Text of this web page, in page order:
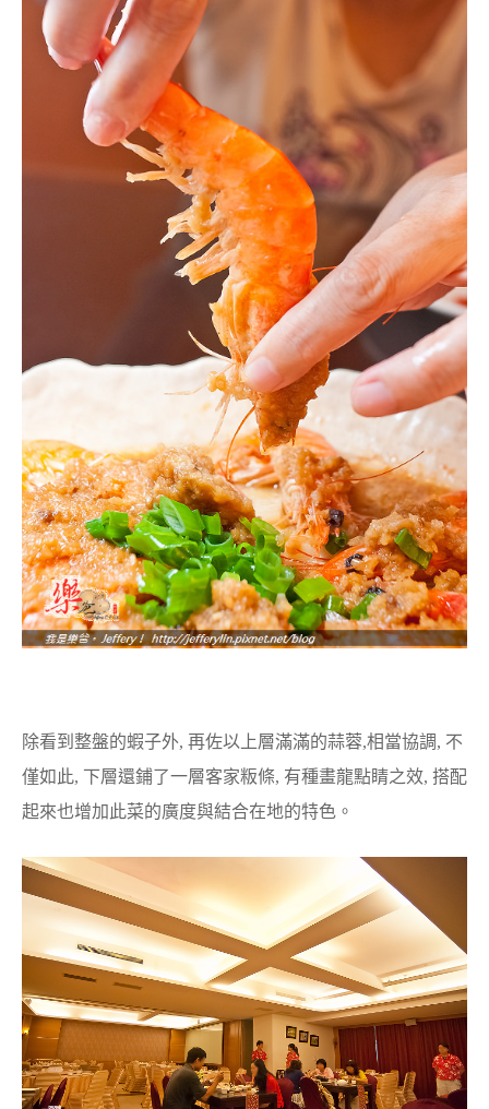
除看到整盤的蝦子外, 再佐以上層滿滿的蒜蓉,相當協調, 不
僅如此, 下層還鋪了一層客家粄條, 有種畫龍點睛之效, 搭配
起來也增加此菜的廣度與結合在地的特色。